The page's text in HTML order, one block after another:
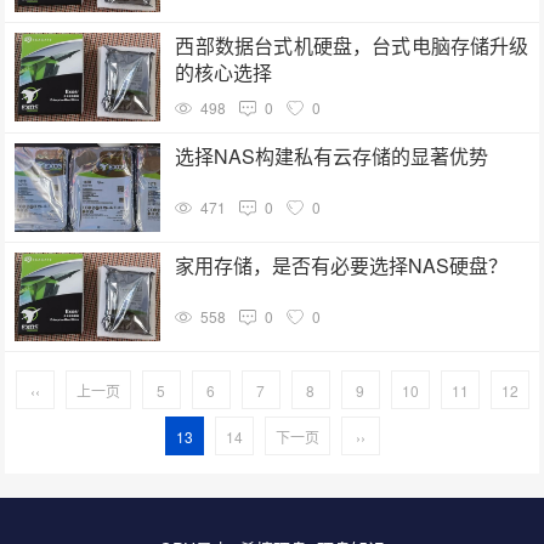
西部数据台式机硬盘，台式电脑存储升级
的核心选择
498 0 0
选择NAS构建私有云存储的显著优势
471 0 0
家用存储，是否有必要选择NAS硬盘？
558 0 0
‹‹ 上一页 5 6 7 8 9 10 11 12
13 14 下一页 ››